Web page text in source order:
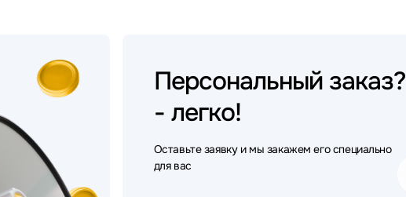
Персональный заказ?
- легко!
Оставьте заявку и мы закажем его специально
для вас